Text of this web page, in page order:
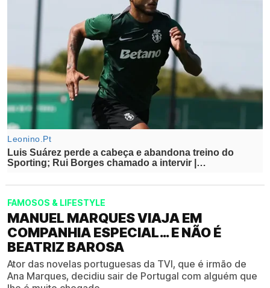
FAMOSOS & LIFESTYLE
MANUEL MARQUES VIAJA EM
COMPANHIA ESPECIAL… E NÃO É
BEATRIZ BAROSA
Ator das novelas portuguesas da TVI, que é irmão de
Ana Marques, decidiu sair de Portugal com alguém que